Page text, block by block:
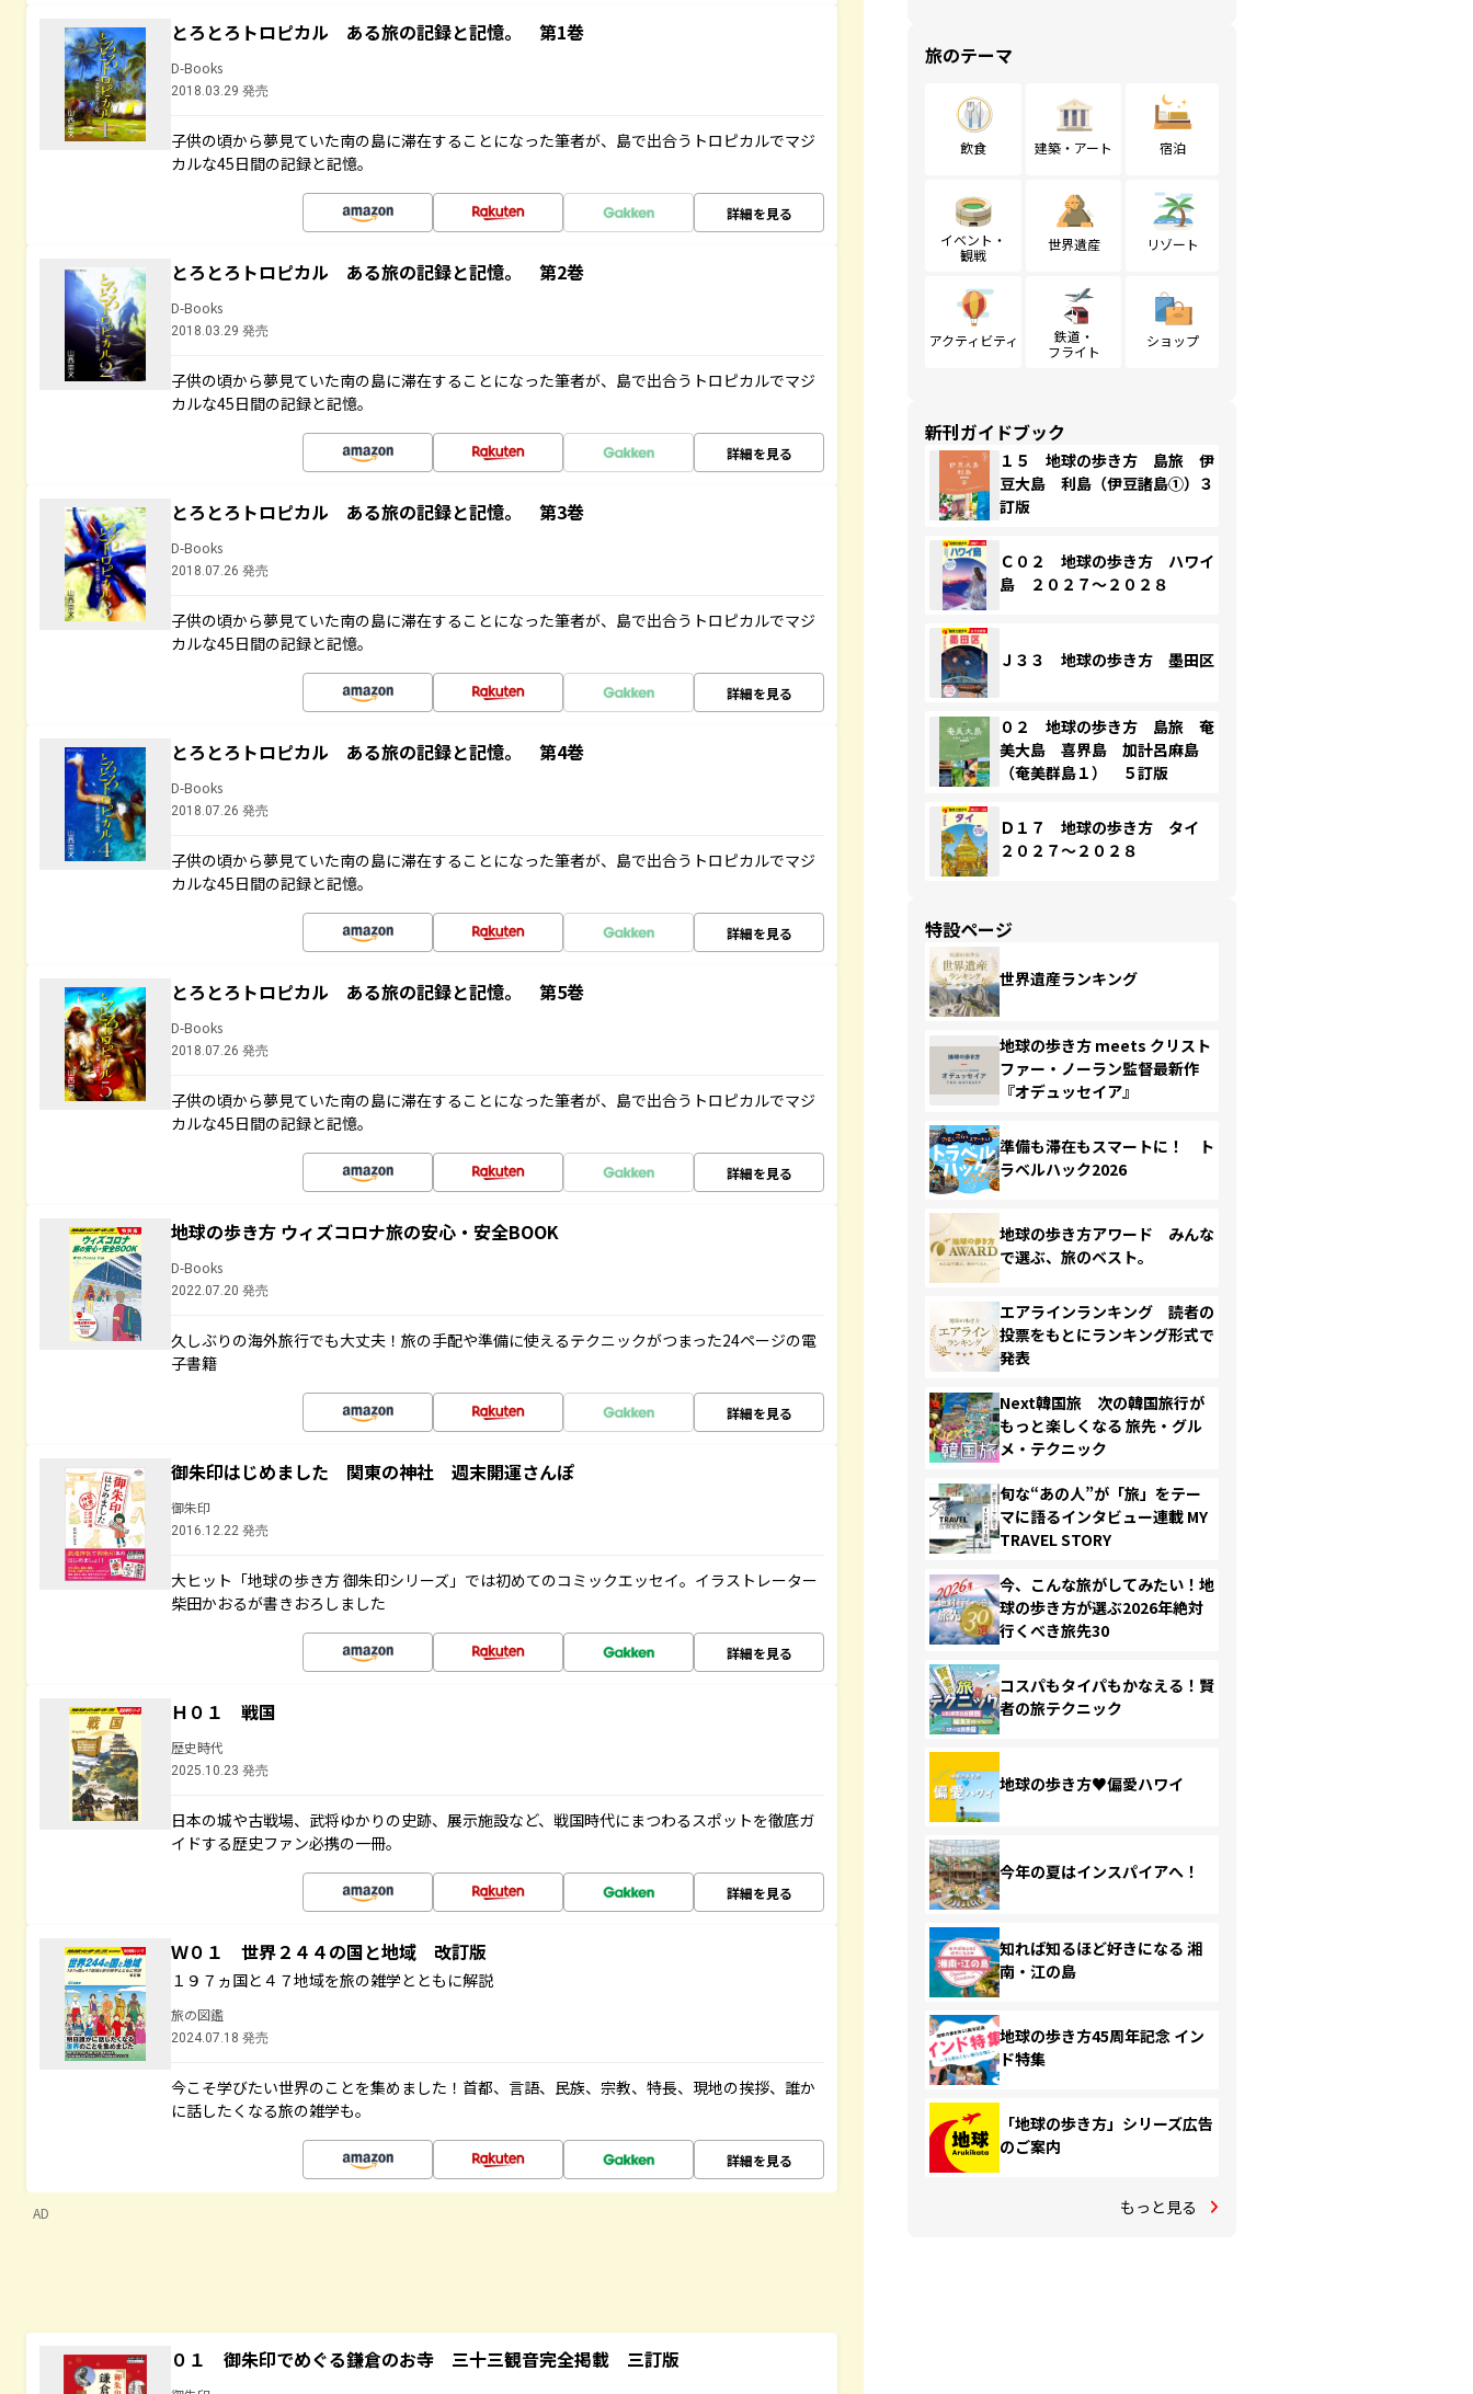
とろとろトロピカル ある旅の記録と記憶。 第1巻
D-Books
2018.03.29 発売
子供の頃から夢見ていた南の島に滞在することになった筆者が、島で出合うトロピカルでマジ
カルな45日間の記録と記憶。
詳細を見る
とろとろトロピカル ある旅の記録と記憶。 第2巻
D-Books
2018.03.29 発売
子供の頃から夢見ていた南の島に滞在することになった筆者が、島で出合うトロピカルでマジ
カルな45日間の記録と記憶。
詳細を見る
とろとろトロピカル ある旅の記録と記憶。 第3巻
D-Books
2018.07.26 発売
子供の頃から夢見ていた南の島に滞在することになった筆者が、島で出合うトロピカルでマジ
カルな45日間の記録と記憶。
詳細を見る
とろとろトロピカル ある旅の記録と記憶。 第4巻
D-Books
2018.07.26 発売
子供の頃から夢見ていた南の島に滞在することになった筆者が、島で出合うトロピカルでマジ
カルな45日間の記録と記憶。
詳細を見る
とろとろトロピカル ある旅の記録と記憶。 第5巻
D-Books
2018.07.26 発売
子供の頃から夢見ていた南の島に滞在することになった筆者が、島で出合うトロピカルでマジ
カルな45日間の記録と記憶。
詳細を見る
地球の歩き方 ウィズコロナ旅の安心・安全BOOK
D-Books
2022.07.20 発売
久しぶりの海外旅行でも大丈夫！旅の手配や準備に使えるテクニックがつまった24ページの電
子書籍
詳細を見る
御朱印はじめました 関東の神社 週末開運さんぽ
御朱印
2016.12.22 発売
大ヒット「地球の歩き方 御朱印シリーズ」では初めてのコミックエッセイ。イラストレーター
柴田かおるが書きおろしました
詳細を見る
Ｈ０１ 戦国
歴史時代
2025.10.23 発売
日本の城や古戦場、武将ゆかりの史跡、展示施設など、戦国時代にまつわるスポットを徹底ガ
イドする歴史ファン必携の一冊。
詳細を見る
Ｗ０１ 世界２４４の国と地域 改訂版
１９７ヵ国と４７地域を旅の雑学とともに解説
旅の図鑑
2024.07.18 発売
今こそ学びたい世界のことを集めました！首都、言語、民族、宗教、特長、現地の挨拶、誰か
に話したくなる旅の雑学も。
詳細を見る
AD
０１ 御朱印でめぐる鎌倉のお寺 三十三観音完全掲載 三訂版
旅のテーマ
飲食 建築・アート 宿泊
イベント・
観戦
世界遺産 リゾート
アクティビティ
鉄道・
フライト
ショップ
新刊ガイドブック
１５ 地球の歩き方 島旅 伊
豆大島 利島（伊豆諸島①）３
訂版
Ｃ０２ 地球の歩き方 ハワイ
島 ２０２７～２０２８
Ｊ３３ 地球の歩き方 墨田区
０２ 地球の歩き方 島旅 奄
美大島 喜界島 加計呂麻島
（奄美群島１） ５訂版
Ｄ１７ 地球の歩き方 タイ
２０２７～２０２８
特設ページ
世界遺産ランキング
地球の歩き方 meets クリスト
ファー・ノーラン監督最新作
『オデュッセイア』
準備も滞在もスマートに！ ト
ラベルハック2026
地球の歩き方アワード みんな
で選ぶ、旅のベスト。
エアラインランキング 読者の
投票をもとにランキング形式で
発表
Next韓国旅 次の韓国旅行が
もっと楽しくなる 旅先・グル
メ・テクニック
旬な“あの人”が「旅」をテー
マに語るインタビュー連載 MY
TRAVEL STORY
今、こんな旅がしてみたい！地
球の歩き方が選ぶ2026年絶対
行くべき旅先30
コスパもタイパもかなえる！賢
者の旅テクニック
地球の歩き方♥偏愛ハワイ
今年の夏はインスパイアへ！
知れば知るほど好きになる 湘
南・江の島
地球の歩き方45周年記念 イン
ド特集
「地球の歩き方」シリーズ広告
のご案内
もっと見る